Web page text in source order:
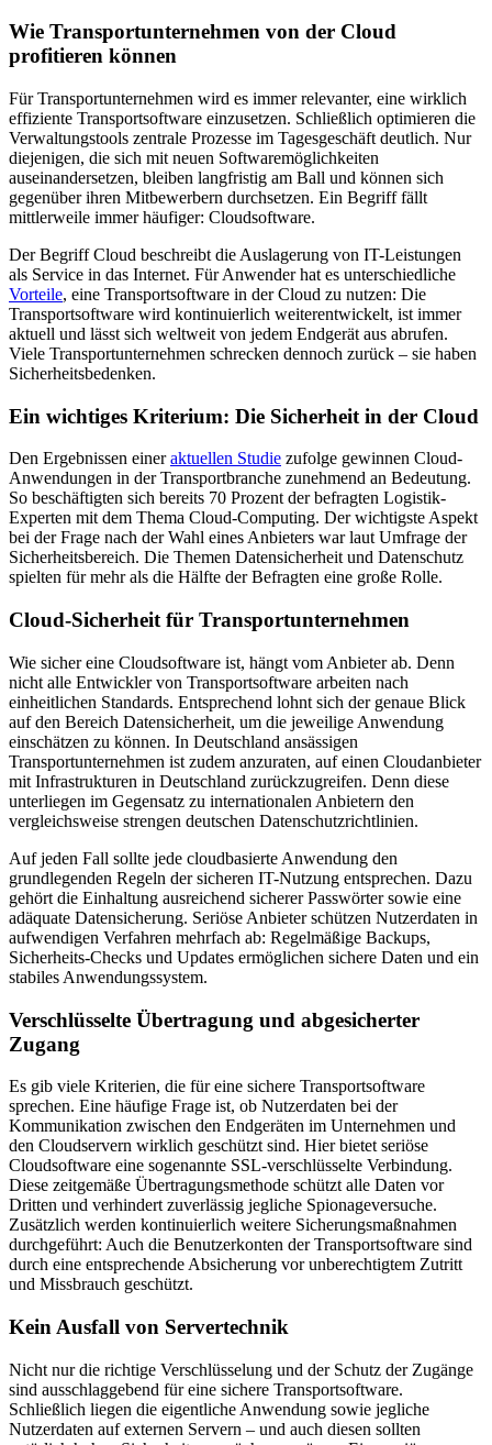
Wie Transportunternehmen von der Cloud
profitieren können
Für Transportunternehmen wird es immer relevanter, eine wirklich
effiziente Transportsoftware einzusetzen. Schließlich optimieren die
Verwaltungstools zentrale Prozesse im Tagesgeschäft deutlich. Nur
diejenigen, die sich mit neuen Softwaremöglichkeiten
auseinandersetzen, bleiben langfristig am Ball und können sich
gegenüber ihren Mitbewerbern durchsetzen. Ein Begriff fällt
mittlerweile immer häufiger: Cloudsoftware.
Der Begriff Cloud beschreibt die Auslagerung von IT-Leistungen
als Service in das Internet. Für Anwender hat es unterschiedliche
Vorteile, eine Transportsoftware in der Cloud zu nutzen: Die
Transportsoftware wird kontinuierlich weiterentwickelt, ist immer
aktuell und lässt sich weltweit von jedem Endgerät aus abrufen.
Viele Transportunternehmen schrecken dennoch zurück – sie haben
Sicherheitsbedenken.
Ein wichtiges Kriterium: Die Sicherheit in der Cloud
Den Ergebnissen eineraktuellen Studie zufolge gewinnen Cloud-
Anwendungen in der Transportbranche zunehmend an Bedeutung.
So beschäftigten sich bereits 70 Prozent der befragten Logistik-
Experten mit dem Thema Cloud-Computing. Der wichtigste Aspekt
bei der Frage nach der Wahl eines Anbieters war laut Umfrage der
Sicherheitsbereich. Die Themen Datensicherheit und Datenschutz
spielten für mehr als die Hälfte der Befragten eine große Rolle.
Cloud-Sicherheit für Transportunternehmen
Wie sicher eine Cloudsoftware ist, hängt vom Anbieter ab. Denn
nicht alle Entwickler von Transportsoftware arbeiten nach
einheitlichen Standards. Entsprechend lohnt sich der genaue Blick
auf den Bereich Datensicherheit, um die jeweilige Anwendung
einschätzen zu können. In Deutschland ansässigen
Transportunternehmen ist zudem anzuraten, auf einen Cloudanbieter
mit Infrastrukturen in Deutschland zurückzugreifen. Denn diese
unterliegen im Gegensatz zu internationalen Anbietern den
vergleichsweise strengen deutschen Datenschutzrichtlinien.
Auf jeden Fall sollte jede cloudbasierte Anwendung den
grundlegenden Regeln der sicheren IT-Nutzung entsprechen. Dazu
gehört die Einhaltung ausreichend sicherer Passwörter sowie eine
adäquate Datensicherung. Seriöse Anbieter schützen Nutzerdaten in
aufwendigen Verfahren mehrfach ab: Regelmäßige Backups,
Sicherheits-Checks und Updates ermöglichen sichere Daten und ein
stabiles Anwendungssystem.
Verschlüsselte Übertragung und abgesicherter
Zugang
Es gib viele Kriterien, die für eine sichere Transportsoftware
sprechen. Eine häufige Frage ist, ob Nutzerdaten bei der
Kommunikation zwischen den Endgeräten im Unternehmen und
den Cloudservern wirklich geschützt sind. Hier bietet seriöse
Cloudsoftware eine sogenannte SSL-verschlüsselte Verbindung.
Diese zeitgemäße Übertragungsmethode schützt alle Daten vor
Dritten und verhindert zuverlässig jegliche Spionageversuche.
Zusätzlich werden kontinuierlich weitere Sicherungsmaßnahmen
durchgeführt: Auch die Benutzerkonten der Transportsoftware sind
durch eine entsprechende Absicherung vor unberechtigtem Zutritt
und Missbrauch geschützt.
Kein Ausfall von Servertechnik
Nicht nur die richtige Verschlüsselung und der Schutz der Zugänge
sind ausschlaggebend für eine sichere Transportsoftware.
Schließlich liegen die eigentliche Anwendung sowie jegliche
Nutzerdaten auf externen Servern – und auch diesen sollten